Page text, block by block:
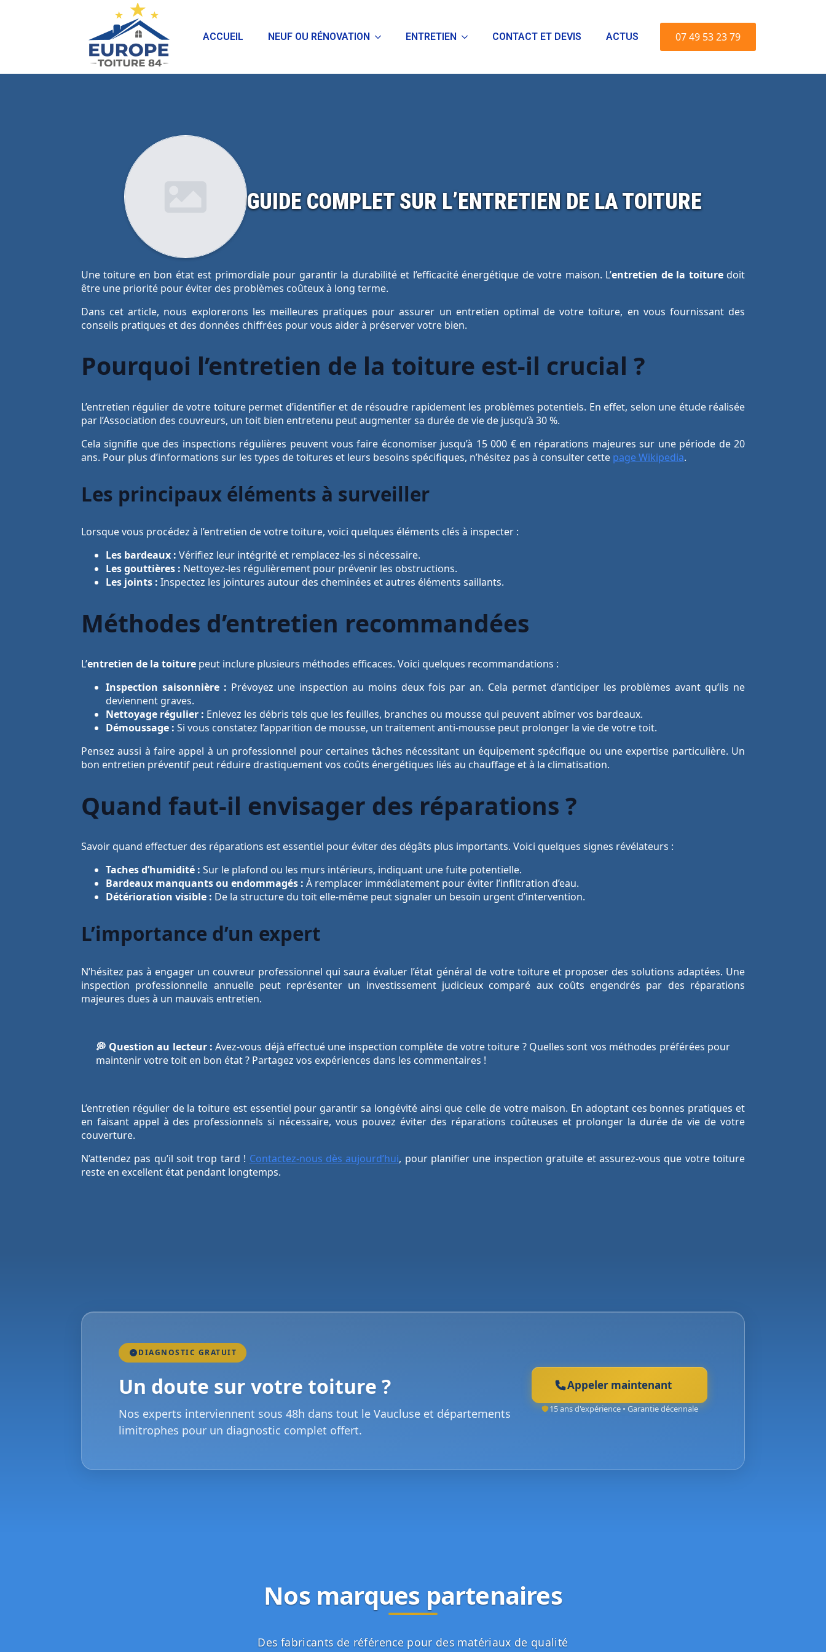
ACCUEIL NEUF OU RÉNOVATION ENTRETIEN CONTACT ET DEVIS ACTUS 07 49 53 23 79
GUIDE COMPLET SUR L’ENTRETIEN DE LA TOITURE
Une toiture en bon état est primordiale pour garantir la durabilité et l’efficacité énergétique de votre maison. L’entretien de la toituredoit
être une priorité pour éviter des problèmes coûteux à long terme.
Dans cet article, nous explorerons les meilleures pratiques pour assurer un entretien optimal de votre toiture, en vous fournissant des
conseils pratiques et des données chiffrées pour vous aider à préserver votre bien.
Pourquoi l’entretien de la toiture est-il crucial ?
L’entretien régulier de votre toiture permet d’identifier et de résoudre rapidement les problèmes potentiels. En effet, selon une étude réalisée
par l’Association des couvreurs, un toit bien entretenu peut augmenter sa durée de vie de jusqu’à 30 %.
Cela signifie que des inspections régulières peuvent vous faire économiser jusqu’à 15 000 € en réparations majeures sur une période de 20
ans. Pour plus d’informations sur les types de toitures et leurs besoins spécifiques, n’hésitez pas à consulter cette page Wikipedia.
Les principaux éléments à surveiller
Lorsque vous procédez à l’entretien de votre toiture, voici quelques éléments clés à inspecter :
Les bardeaux : Vérifiez leur intégrité et remplacez-les si nécessaire.
Les gouttières : Nettoyez-les régulièrement pour prévenir les obstructions.
Les joints : Inspectez les jointures autour des cheminées et autres éléments saillants.
Méthodes d’entretien recommandées
L’entretien de la toiture peut inclure plusieurs méthodes efficaces. Voici quelques recommandations :
Inspection saisonnière : Prévoyez une inspection au moins deux fois par an. Cela permet d’anticiper les problèmes avant qu’ils ne
deviennent graves.
Nettoyage régulier : Enlevez les débris tels que les feuilles, branches ou mousse qui peuvent abîmer vos bardeaux.
Démoussage : Si vous constatez l’apparition de mousse, un traitement anti-mousse peut prolonger la vie de votre toit.
Pensez aussi à faire appel à un professionnel pour certaines tâches nécessitant un équipement spécifique ou une expertise particulière. Un
bon entretien préventif peut réduire drastiquement vos coûts énergétiques liés au chauffage et à la climatisation.
Quand faut-il envisager des réparations ?
Savoir quand effectuer des réparations est essentiel pour éviter des dégâts plus importants. Voici quelques signes révélateurs :
Taches d’humidité : Sur le plafond ou les murs intérieurs, indiquant une fuite potentielle.
Bardeaux manquants ou endommagés : À remplacer immédiatement pour éviter l’infiltration d’eau.
Détérioration visible : De la structure du toit elle-même peut signaler un besoin urgent d’intervention.
L’importance d’un expert
N’hésitez pas à engager un couvreur professionnel qui saura évaluer l’état général de votre toiture et proposer des solutions adaptées. Une
inspection professionnelle annuelle peut représenter un investissement judicieux comparé aux coûts engendrés par des réparations
majeures dues à un mauvais entretien.
💭 Question au lecteur : Avez-vous déjà effectué une inspection complète de votre toiture ? Quelles sont vos méthodes préférées pour
maintenir votre toit en bon état ? Partagez vos expériences dans les commentaires !
L’entretien régulier de la toiture est essentiel pour garantir sa longévité ainsi que celle de votre maison. En adoptant ces bonnes pratiques et
en faisant appel à des professionnels si nécessaire, vous pouvez éviter des réparations coûteuses et prolonger la durée de vie de votre
couverture.
N’attendez pas qu’il soit trop tard ! Contactez-nous dès aujourd’hui, pour planifier une inspection gratuite et assurez-vous que votre toiture
reste en excellent état pendant longtemps.
DIAGNOSTIC GRATUIT
Un doute sur votre toiture ?
Nos experts interviennent sous 48h dans tout le Vaucluse et départements
limitrophes pour un diagnostic complet offert.
Appeler maintenant
15 ans d'expérience • Garantie décennale
Nos marques partenaires
Des fabricants de référence pour des matériaux de qualité